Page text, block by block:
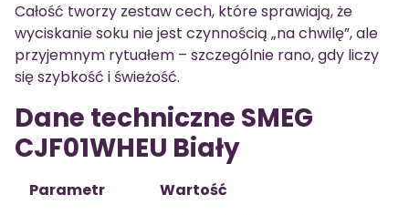
Całość tworzy zestaw cech, które sprawiają, że
wyciskanie soku nie jest czynnością „na chwilę”, ale
przyjemnym rytuałem – szczególnie rano, gdy liczy
się szybkość i świeżość.
Dane techniczne SMEG
CJF01WHEU Biały
Parametr
Wartość